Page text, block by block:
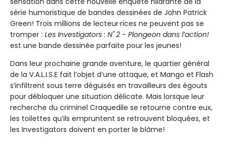
série humoristique de bandes dessinées de John Patrick
Green! Trois millions de lecteur·rices ne peuvent pas se
tromper : Les Investigators : N˚ 2 - Plongeon dans l’action!
est une bande dessinée parfaite pour les jeunes!
Dans leur prochaine grande aventure, le quartier général
de la V.A.L.I.S.E fait l’objet d’une attaque, et Mango et Flash
s’infiltrent sous terre déguisés en travailleurs des égouts
pour débloquer une situation délicate. Mais lorsque leur
recherche du criminel Craquedile se retourne contre eux,
les toilettes qu’ils empruntent se retrouvent bloquées, et
les Investigators doivent en porter le blâme!